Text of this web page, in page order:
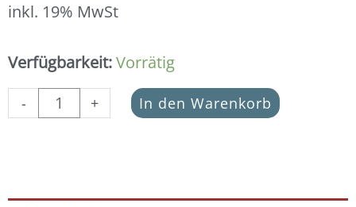
inkl. 19% MwSt
Verfügbarkeit:Vorrätig
-
Schmuckverbinder
925
Silber
+ In den Warenkorb